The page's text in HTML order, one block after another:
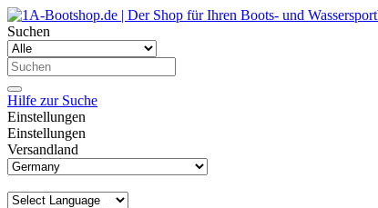
Suchen
Hilfe zur Suche
Einstellungen
Einstellungen
Versandland